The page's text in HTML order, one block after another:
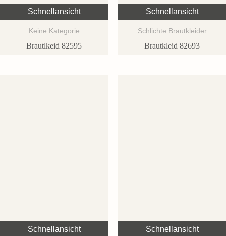
Schnellansicht
Keine Kategorie
Brautlkeid 82595
Schnellansicht
Schlichte Brautkleider
Brautkleid 82693
Schnellansicht Schnellansicht